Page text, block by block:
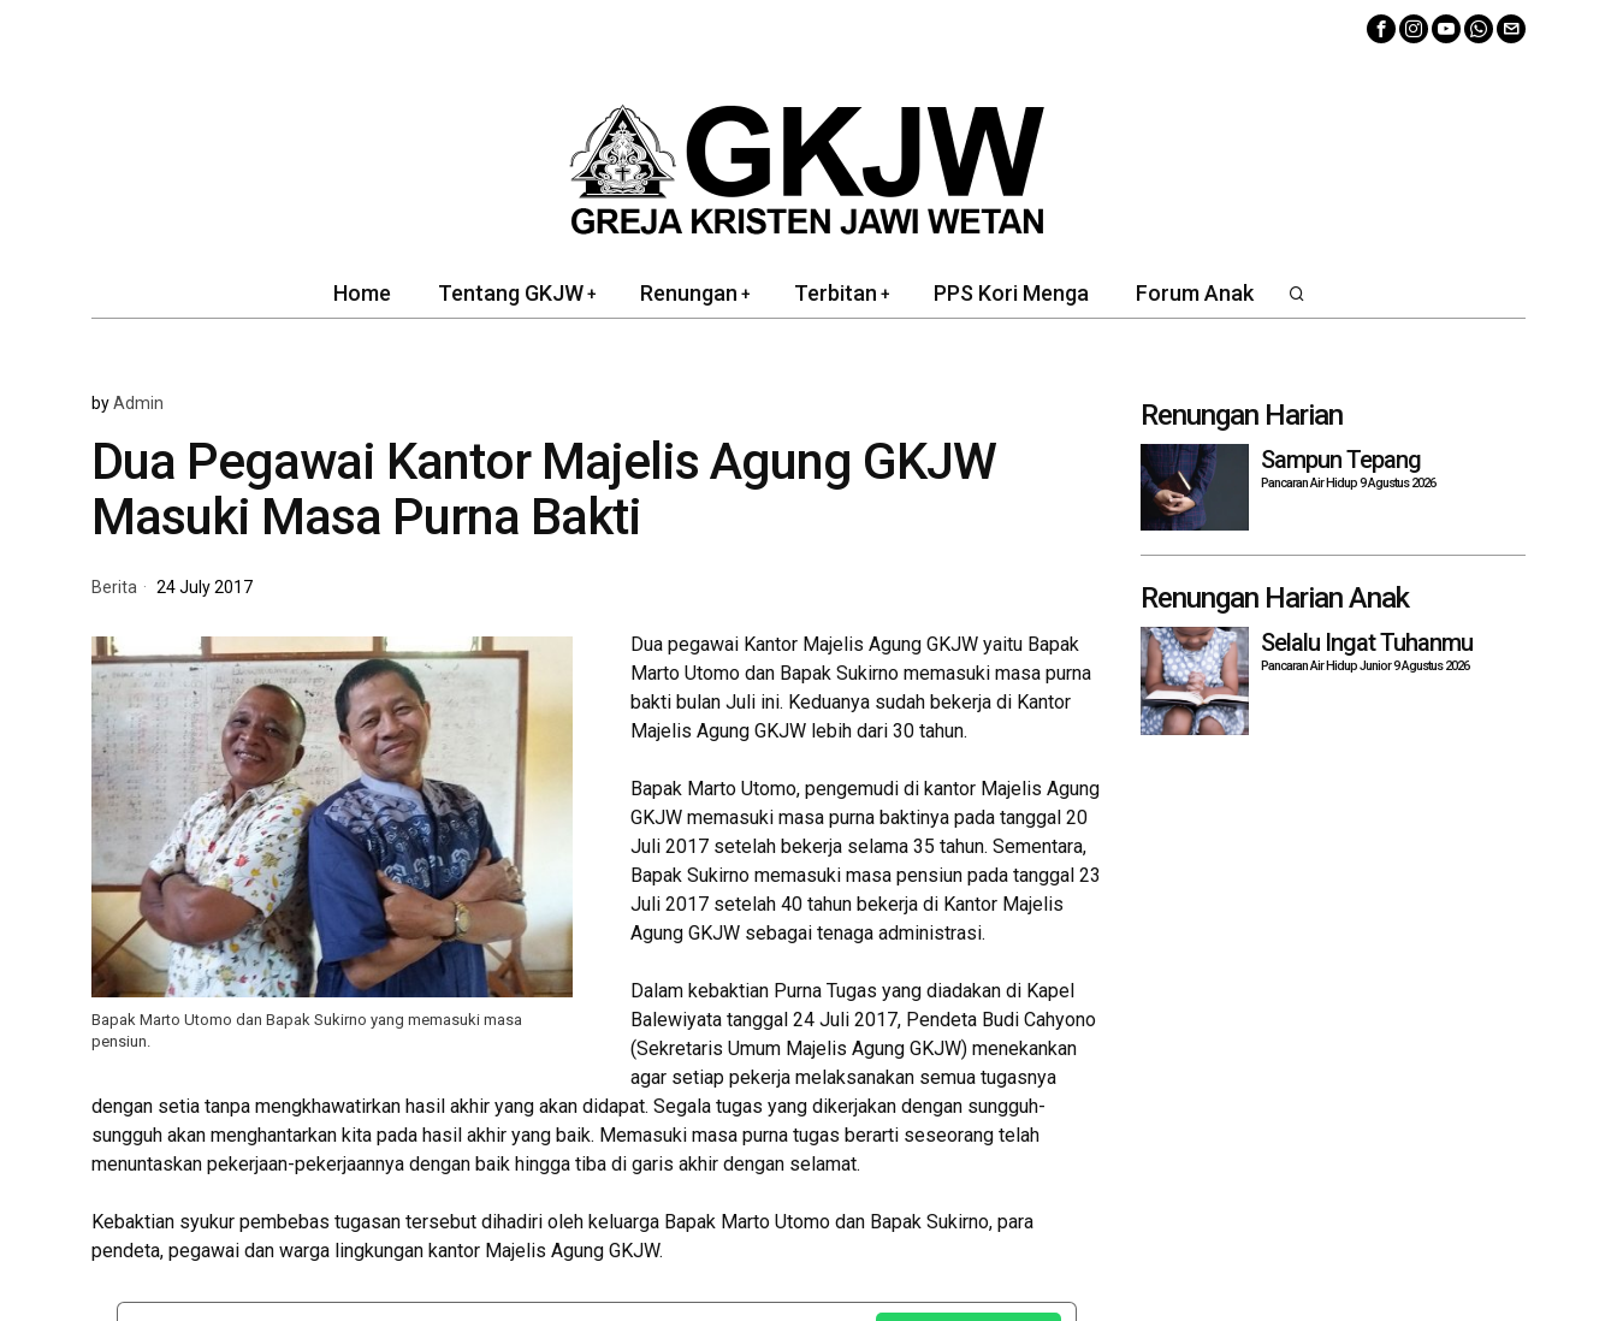
Home Tentang GKJW Renungan Terbitan PPS Kori Menga Forum Anak
byAdmin
Dua Pegawai Kantor Majelis Agung GKJW
Masuki Masa Purna Bakti
Berita 24 July 2017
Bapak Marto Utomo dan Bapak Sukirno yang memasuki masa
pensiun.
Dua pegawai Kantor Majelis Agung GKJW yaitu Bapak
Marto Utomo dan Bapak Sukirno memasuki masa purna
bakti bulan Juli ini. Keduanya sudah bekerja di Kantor
Majelis Agung GKJW lebih dari 30 tahun.
Bapak Marto Utomo, pengemudi di kantor Majelis Agung
GKJW memasuki masa purna baktinya pada tanggal 20
Juli 2017 setelah bekerja selama 35 tahun. Sementara,
Bapak Sukirno memasuki masa pensiun pada tanggal 23
Juli 2017 setelah 40 tahun bekerja di Kantor Majelis
Agung GKJW sebagai tenaga administrasi.
Dalam kebaktian Purna Tugas yang diadakan di Kapel
Balewiyata tanggal 24 Juli 2017, Pendeta Budi Cahyono
(Sekretaris Umum Majelis Agung GKJW) menekankan
agar setiap pekerja melaksanakan semua tugasnya
dengan setia tanpa mengkhawatirkan hasil akhir yang akan didapat. Segala tugas yang dikerjakan dengan sungguh-
sungguh akan menghantarkan kita pada hasil akhir yang baik. Memasuki masa purna tugas berarti seseorang telah
menuntaskan pekerjaan-pekerjaannya dengan baik hingga tiba di garis akhir dengan selamat.
Kebaktian syukur pembebas tugasan tersebut dihadiri oleh keluarga Bapak Marto Utomo dan Bapak Sukirno, para
pendeta, pegawai dan warga lingkungan kantor Majelis Agung GKJW.
Renungan Harian
Sampun Tepang
Pancaran Air Hidup 9 Agustus 2026
Renungan Harian Anak
Selalu Ingat Tuhanmu
Pancaran Air Hidup Junior 9 Agustus 2026